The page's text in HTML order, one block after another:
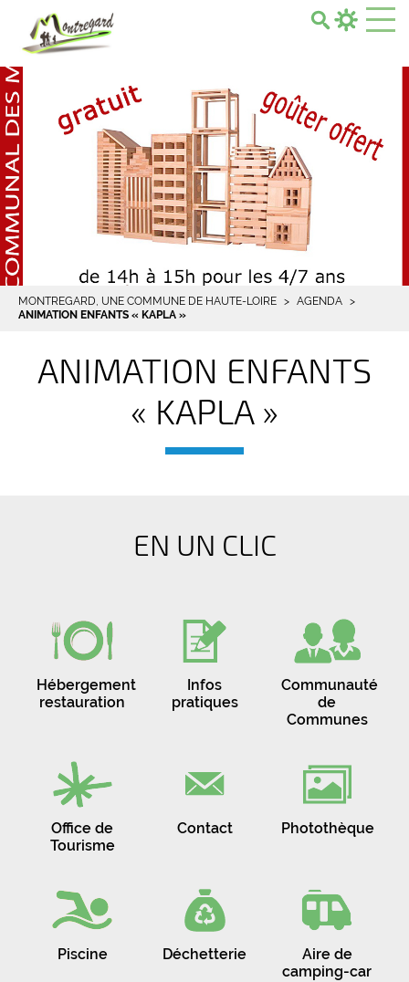
MONTREGARD, UNE COMMUNE DE HAUTE-LOIRE
AGENDA
ANIMATION ENFANTS « KAPLA »
ANIMATION ENFANTS
« KAPLA »
EN UN CLIC
Hébergement
restauration
Infos
pratiques
Communauté
de
Communes
Office de
Tourisme
Contact Photothèque
Piscine Déchetterie
Aire de
camping-car